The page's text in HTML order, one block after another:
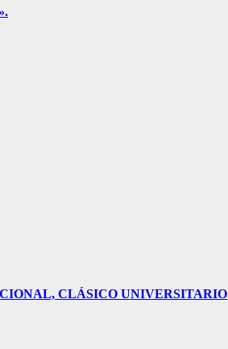
CLÁSICO UNIVERSITARIO